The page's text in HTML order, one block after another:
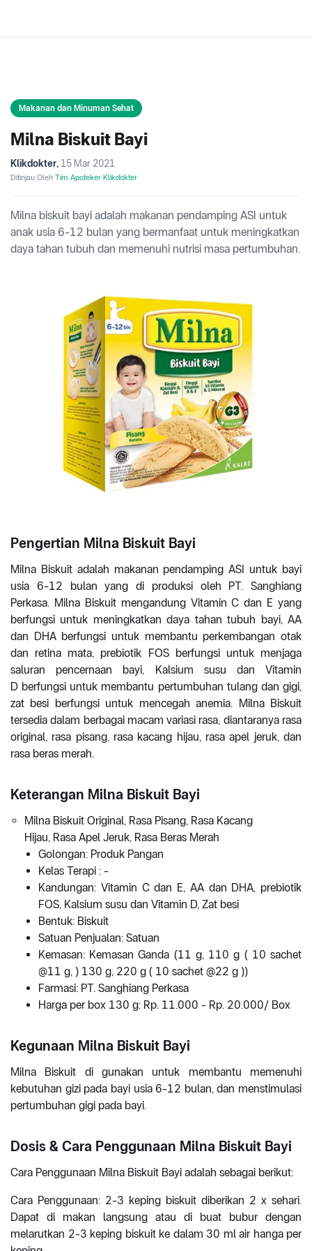
Makanan dan Minuman Sehat
Milna Biskuit Bayi
Klikdokter, 15 Mar 2021
Ditinjau Oleh Tim Apoteker Klikdokter
Milna biskuit bayi adalah makanan pendamping ASI untuk
anak usia 6-12 bulan yang bermanfaat untuk meningkatkan
daya tahan tubuh dan memenuhi nutrisi masa pertumbuhan.
Pengertian Milna Biskuit Bayi
Milna Biskuit adalah makanan pendamping ASI untuk bayi
usia 6-12 bulan yang di produksi oleh PT. Sanghiang
Perkasa. Milna Biskuit mengandung Vitamin C dan E yang
berfungsi untuk meningkatkan daya tahan tubuh bayi, AA
dan DHA berfungsi untuk membantu perkembangan otak
dan retina mata, prebiotik FOS berfungsi untuk menjaga
saluran pencernaan bayi, Kalsium susu dan Vitamin
D berfungsi untuk membantu pertumbuhan tulang dan gigi,
zat besi berfungsi untuk mencegah anemia. Milna Biskuit
tersedia dalam berbagai macam variasi rasa, diantaranya rasa
original, rasa pisang, rasa kacang hijau, rasa apel jeruk, dan
rasa beras merah.
Keterangan Milna Biskuit Bayi
Milna Biskuit Original, Rasa Pisang, Rasa Kacang
Hijau, Rasa Apel Jeruk, Rasa Beras Merah
Golongan: Produk Pangan
Kelas Terapi : -
Kandungan: Vitamin C dan E, AA dan DHA, prebiotik
FOS, Kalsium susu dan Vitamin D, Zat besi
Bentuk: Biskuit
Satuan Penjualan: Satuan
Kemasan: Kemasan Ganda (11 g, 110 g ( 10 sachet
@11 g, ) 130 g, 220 g ( 10 sachet @22 g ))
Farmasi: PT. Sanghiang Perkasa
Harga per box 130 g: Rp. 11.000 - Rp. 20.000/ Box
Kegunaan Milna Biskuit Bayi
Milna Biskuit di gunakan untuk membantu memenuhi
kebutuhan gizi pada bayi usia 6-12 bulan, dan menstimulasi
pertumbuhan gigi pada bayi.
Dosis & Cara Penggunaan Milna Biskuit Bayi
Cara Penggunaan Milna Biskuit Bayi adalah sebagai berikut:
Cara Penggunaan: 2-3 keping biskuit diberikan 2 x sehari.
Dapat di makan langsung atau di buat bubur dengan
melarutkan 2-3 keping biskuit ke dalam 30 ml air hanga per